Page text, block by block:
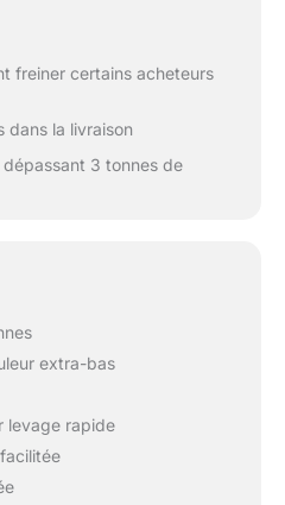
freiner certains acheteurs
dans la livraison
3 tonnes de
extra-bas
levage rapide